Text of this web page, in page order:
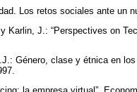
Los retos sociales ante un
Karlin, J.: “Perspectives on
Género, clase y étnica en